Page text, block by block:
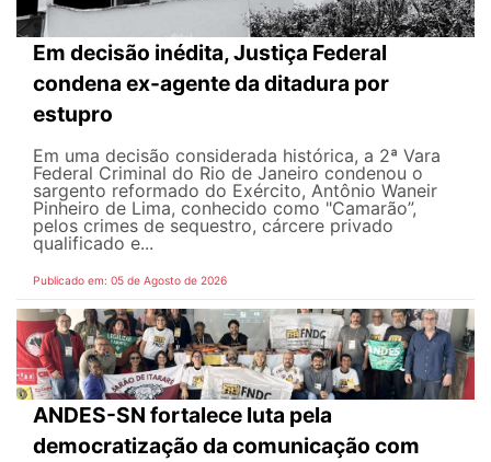
Em decisão inédita, Justiça Federal
condena ex-agente da ditadura por
estupro
Em uma decisão considerada histórica, a 2ª Vara
Federal Criminal do Rio de Janeiro condenou o
sargento reformado do Exército, Antônio Waneir
Pinheiro de Lima, conhecido como "Camarão”,
pelos crimes de sequestro, cárcere privado
qualificado e...
Publicado em: 05 de Agosto de 2026
ANDES-SN fortalece luta pela
democratização da comunicação com